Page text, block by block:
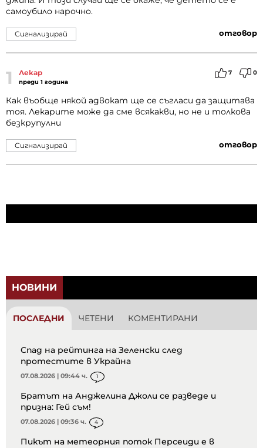
самоубило нарочно.
отговор
Сигнализирай
1 Лекар
преди 1 година
7 0
Как въобще някой адвокат ще се съгласи да защитава
тоя. Лекарите може да сме всякакви, но не и толкова
безкрупулни
отговор
Сигнализирай
НОВИНИ
ПОСЛЕДНИ ЧЕТЕНИ КОМЕНТИРАНИ
Спад на рейтинга на Зеленски след
протестите в Украйна
07.08.2026 | 09:44 ч. 1
Братът на Анджелина Джоли се разведе и
призна: Гей съм!
07.08.2026 | 09:36 ч. 4
Пикът на метеорния поток Персеиди е в